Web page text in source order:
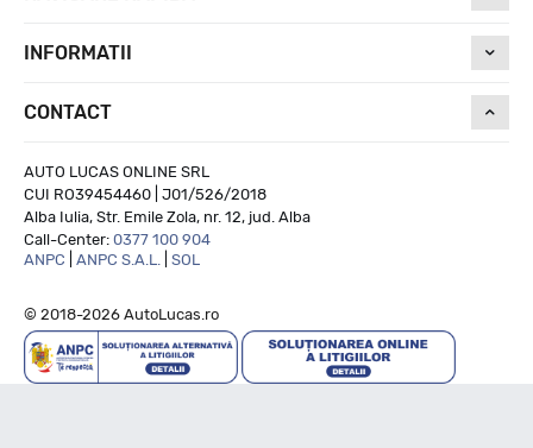
INFORMATII
CONTACT
AUTO LUCAS ONLINE SRL
CUI RO39454460 | J01/526/2018
Alba Iulia, Str. Emile Zola, nr. 12, jud. Alba
Call-Center: 0377 100 904
ANPC
ANPC S.A.L. SOL
© 2018-2026 AutoLucas.ro